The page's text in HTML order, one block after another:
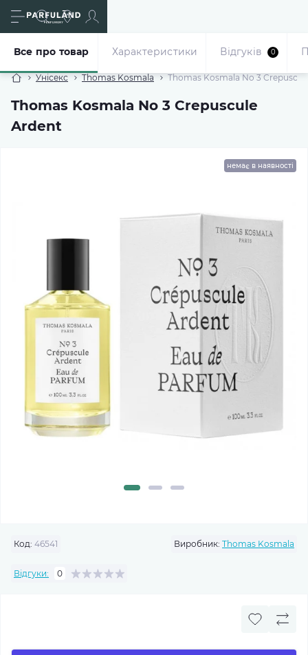
Унісекс Thomas Kosmala Thomas Kosmala No 3
Thomas Kosmala No 3 Crepuscule
Ardent
Все про товар Характеристики Відгуків 0
немає в наявності
Код: 46541 Виробник: Thomas Kosmala
Відгуки: 0